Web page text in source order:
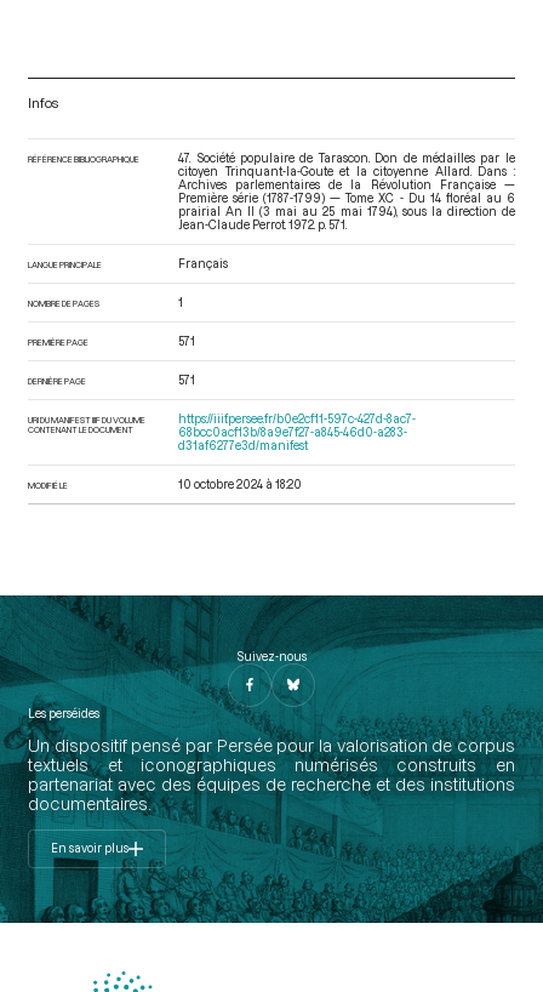
Infos
RÉFÉRENCE BIBLIOGRAPHIQUE
47. Société populaire de Tarascon. Don de médailles par le
citoyen Trinquant-la-Goute et la citoyenne Allard. Dans :
Archives parlementaires de la Révolution Française —
Première série (1787-1799) — Tome XC - Du 14 floréal au 6
prairial An II (3 mai au 25 mai 1794), sous la direction de
Jean-Claude Perrot. 1972. p. 571.
LANGUE PRINCIPALE Français
NOMBRE DE PAGES 1
PREMIÈRE PAGE 571
DERNIÈRE PAGE 571
URI DU MANIFEST IIIF DU VOLUME
CONTENANT LE DOCUMENT
https://iiif.persee.fr/b0e2cf11-597c-427d-8ac7-
68bcc0acf13b/8a9e7f27-a845-46d0-a283-
d31af6277e3d/manifest
MODIFIÉ LE 10 octobre 2024 à 18:20
Suivez-nous
Les perséides
Un dispositif pensé par Persée pour la valorisation de corpus
textuels et iconographiques numérisés construits en
partenariat avec des équipes de recherche et des institutions
documentaires.
En savoir plus